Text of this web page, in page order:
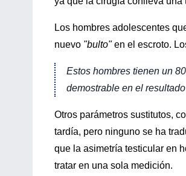
Los hombres adolescentes
nuevo "bulto"en el escroto.
Estos hombres tienen un
demostrable en el
Otros parámetros sustitutos,
tardía, pero ninguno se ha
que la asimetría testicular en
tratar en una sola medición.